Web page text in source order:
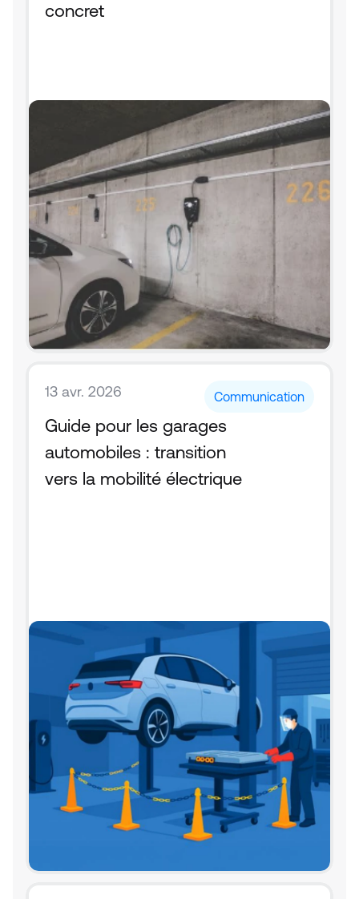
concret
13 avr. 2026 Communication
Guide pour les garages
automobiles : transition
vers la mobilité électrique